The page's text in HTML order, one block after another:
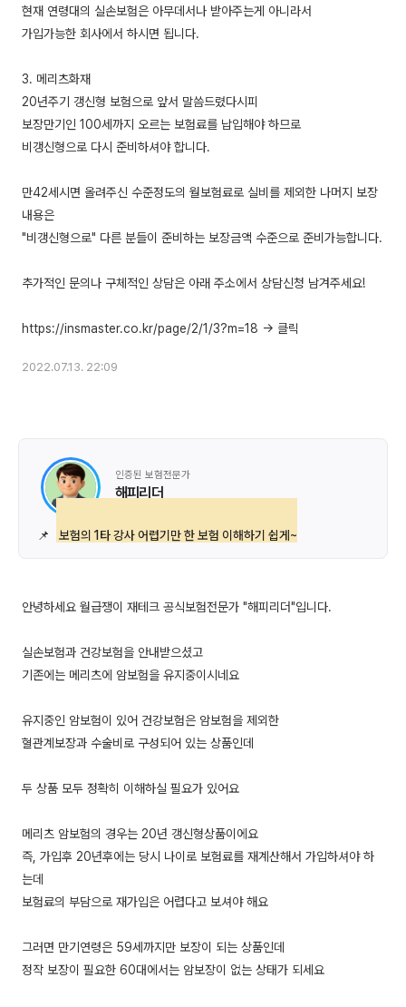
현재 연령대의 실손보험은 아무데서나 받아주는게 아니라서
가입가능한 회사에서 하시면 됩니다.
3. 메리츠화재
20년주기 갱신형 보험으로 앞서 말씀드렸다시피
보장만기인 100세까지 오르는 보험료를 납입해야 하므로
비갱신형으로 다시 준비하셔야 합니다.
만42세시면 올려주신 수준정도의 월보험료로 실비를 제외한 나머지 보장
내용은
"비갱신형으로" 다른 분들이 준비하는 보장금액 수준으로 준비가능합니다.
추가적인 문의나 구체적인 상담은 아래 주소에서 상담신청 남겨주세요!
2022.07.13. 22:09
인증된 보험전문가
해피리더
📌 보험의 1타 강사 어렵기만 한 보험 이해하기 쉽게~
안녕하세요 월급쟁이 재테크 공식보험전문가 "해피리더"입니다.
실손보험과 건강보험을 안내받으셨고
기존에는 메리츠에 암보험을 유지중이시네요
유지중인 암보험이 있어 건강보험은 암보험을 제외한
혈관계보장과 수술비로 구성되어 있는 상품인데
두 상품 모두 정확히 이해하실 필요가 있어요
메리츠 암보험의 경우는 20년 갱신형상품이에요
즉, 가입후 20년후에는 당시 나이로 보험료를 재계산해서 가입하셔야 하
는데
보험료의 부담으로 재가입은 어렵다고 보셔야 해요
그러면 만기연령은 59세까지만 보장이 되는 상품인데
정작 보장이 필요한 60대에서는 암보장이 없는 상태가 되세요